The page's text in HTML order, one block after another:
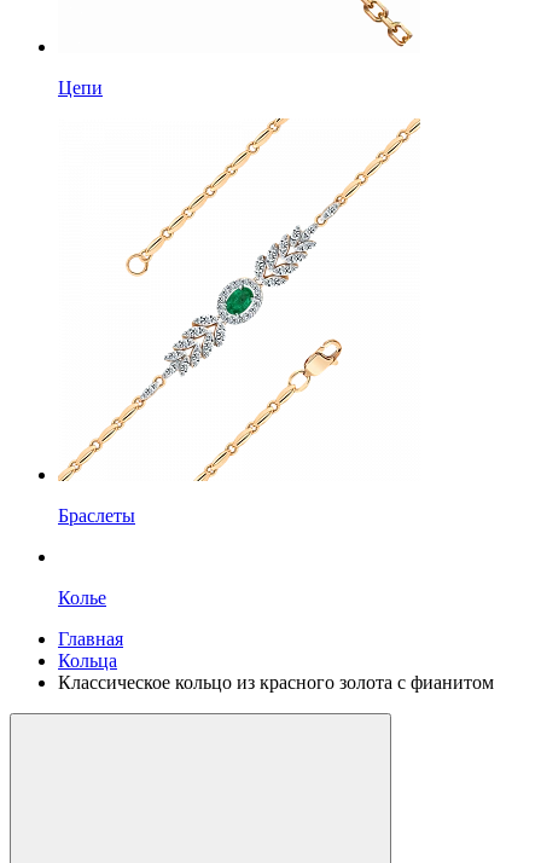
Цепи
Браслеты
Колье
Главная
Кольца
Классическое кольцо из красного золота с фианитом